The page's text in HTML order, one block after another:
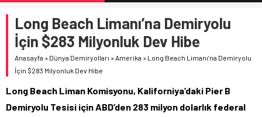
Stadler, Austin’e 21 CITYLINK Hafif Raylı Aracı Tedarik
Edecek
9,9 Milyar Dolarlık Mor Hat’ta Tel Testleri Başladı
Italo’nun Almanya Hamlesi: Siemens’e 3 Milyar Avroluk Dev
Sipariş
Long Beach Limanı’na Demiryolu
İçin $283 Milyonluk Dev Hibe
Anasayfa » Dünya Demiryolları »Amerika » Long Beach Limanı’na Demiryolu
İçin $283 Milyonluk Dev Hibe
Long Beach Liman Komisyonu, Kaliforniya’daki Pier B
Demiryolu Tesisi için ABD’den 283 milyon dolarlık federal